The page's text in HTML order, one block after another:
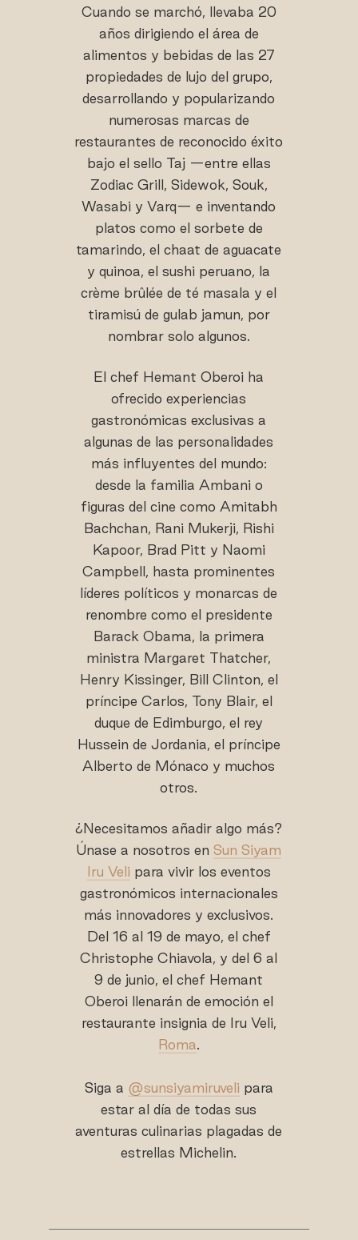
Cuando se marchó, llevaba 20
años dirigiendo el área de
alimentos y bebidas de las 27
propiedades de lujo del grupo,
desarrollando y popularizando
numerosas marcas de
restaurantes de reconocido éxito
bajo el sello Taj —entre ellas
Zodiac Grill, Sidewok, Souk,
Wasabi y Varq— e inventando
platos como el sorbete de
tamarindo, el chaat de aguacate
y quinoa, el sushi peruano, la
crème brûlée de té masala y el
tiramisú de gulab jamun, por
nombrar solo algunos.
El chef Hemant Oberoi ha
ofrecido experiencias
gastronómicas exclusivas a
algunas de las personalidades
más influyentes del mundo:
desde la familia Ambani o
figuras del cine como Amitabh
Bachchan, Rani Mukerji, Rishi
Kapoor, Brad Pitt y Naomi
Campbell, hasta prominentes
líderes políticos y monarcas de
renombre como el presidente
Barack Obama, la primera
ministra Margaret Thatcher,
Henry Kissinger, Bill Clinton, el
príncipe Carlos, Tony Blair, el
duque de Edimburgo, el rey
Hussein de Jordania, el príncipe
Alberto de Mónaco y muchos
otros.
¿Necesitamos añadir algo más?
Únase a nosotros enSun Siyam
Iru Veli para vivir los eventos
gastronómicos internacionales
más innovadores y exclusivos.
Del 16 al 19 de mayo, el chef
Christophe Chiavola, y del 6 al
9 de junio, el chef Hemant
Oberoi llenarán de emoción el
restaurante insignia de Iru Veli,
Roma.
Siga a @sunsiyamiruveli para
estar al día de todas sus
aventuras culinarias plagadas de
estrellas Michelin.